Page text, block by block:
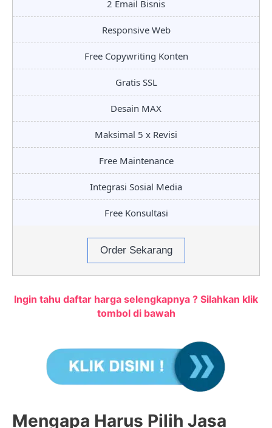
2 Email Bisnis
Responsive Web
Free Copywriting Konten
Gratis SSL
Desain MAX
Maksimal 5 x Revisi
Free Maintenance
Integrasi Sosial Media
Free Konsultasi
Order Sekarang
Ingin tahu daftar harga selengkapnya ? Silahkan klik
tombol di bawah
Mengapa Harus Pilih Jasa